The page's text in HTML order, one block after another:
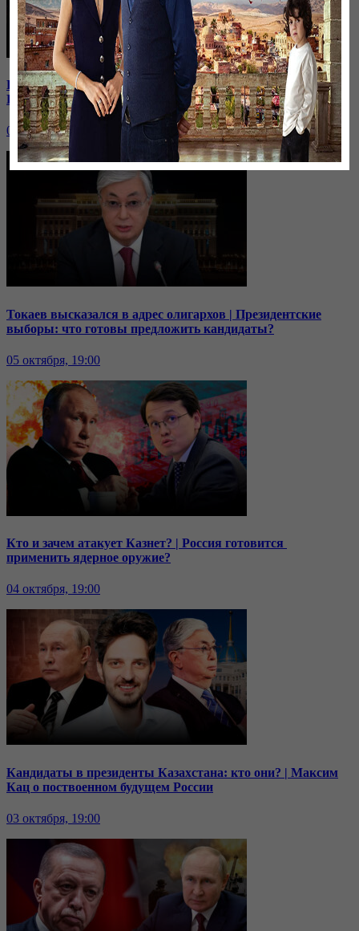
В Иране к протестующим присоединились школьницы |
Кто из политиков готов встать в оппозицию?
06 октября, 19:00
Токаев высказался в адрес олигархов | Президентские
выборы: что готовы предложить кандидаты?
05 октября, 19:00
Кто и зачем атакует Казнет? | Россия готовится
применить ядерное оружие?
04 октября, 19:00
Кандидаты в президенты Казахстана: кто они? | Максим
Кац о поствоенном будущем России
03 октября, 19:00